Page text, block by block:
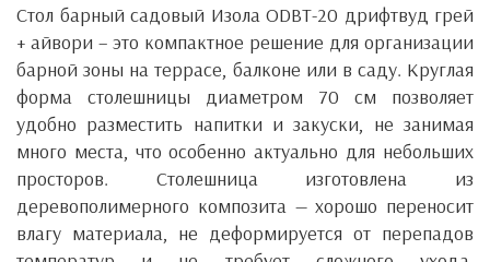
Стол барный садовый Изола ODBT-20 дрифтвуд грей
+ айвори – это компактное решение для организации
барной зоны на террасе, балконе или в саду. Круглая
форма столешницы диаметром 70 см позволяет
удобно разместить напитки и закуски, не занимая
много места, что особенно актуально для небольших
просторов. Столешница изготовлена ​​из
деревополимерного композита — хорошо переносит
влагу материала, не деформируется от перепадов